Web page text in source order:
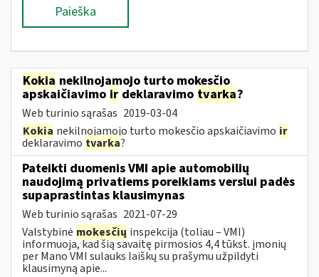
Paieška
Kokia nekilnojamojo turto mokesčio
apskaičiavimo ir deklaravimo tvarka?
Web turinio sąrašas 2019-03-04
Kokia nekilnojamojo turto mokesčio apskaičiavimo ir
deklaravimo tvarka?
Pateikti duomenis VMI apie automobilių
naudojimą privatiems poreikiams verslui padės
supaprastintas klausimynas
Web turinio sąrašas 2021-07-29
Valstybinė mokesčių inspekcija (toliau – VMI)
informuoja, kad šią savaitę pirmosios 4,4 tūkst. įmonių
per Mano VMI sulauks laiškų su prašymu užpildyti
klausimyną apie...